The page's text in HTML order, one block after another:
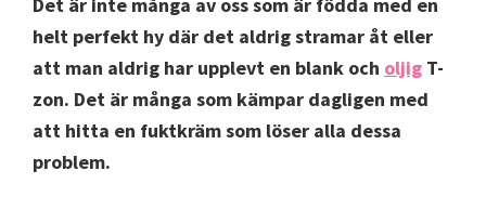
Det är inte många av oss som är födda med en
helt perfekt hy där det aldrig stramar åt eller
att man aldrig har upplevt en blank och oljig T-
zon. Det är många som kämpar dagligen med
att hitta en fuktkräm som löser alla dessa
problem.